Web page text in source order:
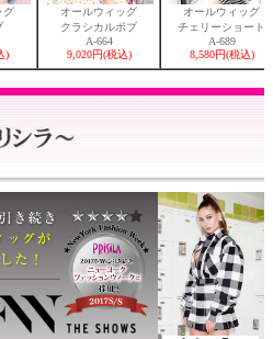
グ
)
オールウィッグ
クラシカルボブ
A-664
9,020円(税込)
オールウィッグ
チェリーショート
A-689
8,580円(税込)